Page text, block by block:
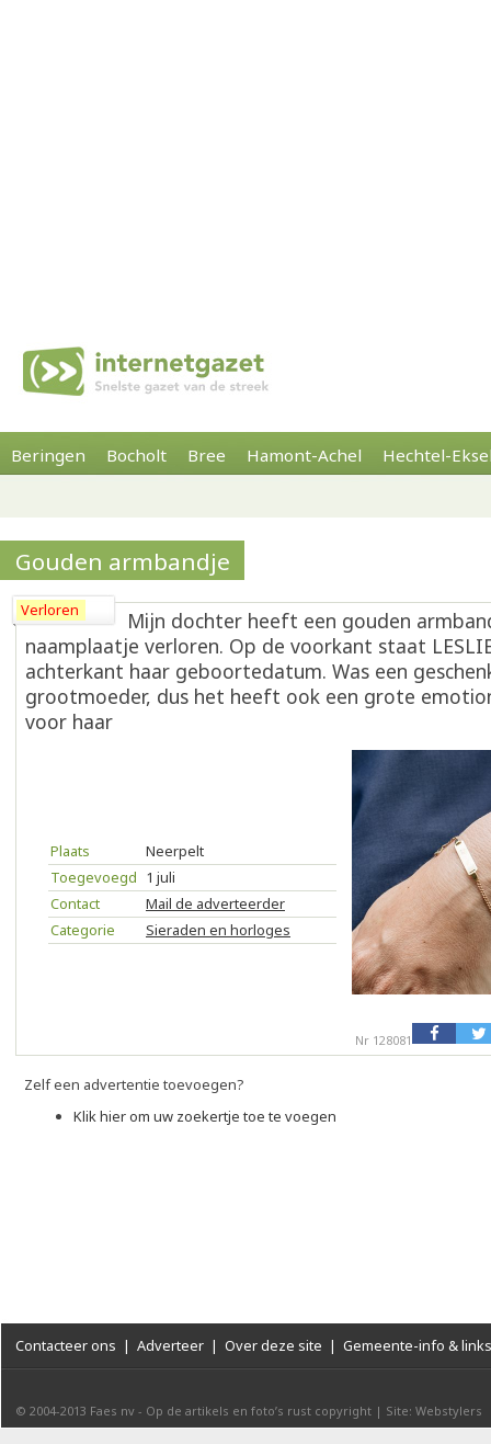
Beringen Bocholt Bree Hamont-Achel Hechtel-
Gouden armbandje
Verloren
Mijn dochter heeft een gouden
naamplaatje verloren. Op de voorkant staat
achterkant haar geboortedatum. Was een
grootmoeder, dus het heeft ook een grote
voor haar
Plaats
Neerpelt
Toegevoegd 1 juli
Contact
Mail de adverteerder
Categorie
Sieraden en horloges
Nr 128081
Zelf een advertentie toevoegen?
Klik hier om uw zoekertje toe te voegen
Contacteer ons | Adverteer | Over deze site | Gemeente-info & links
© 2004-2013 Faes nv - Op de artikels en foto’s rust copyright | Site: Webstylers